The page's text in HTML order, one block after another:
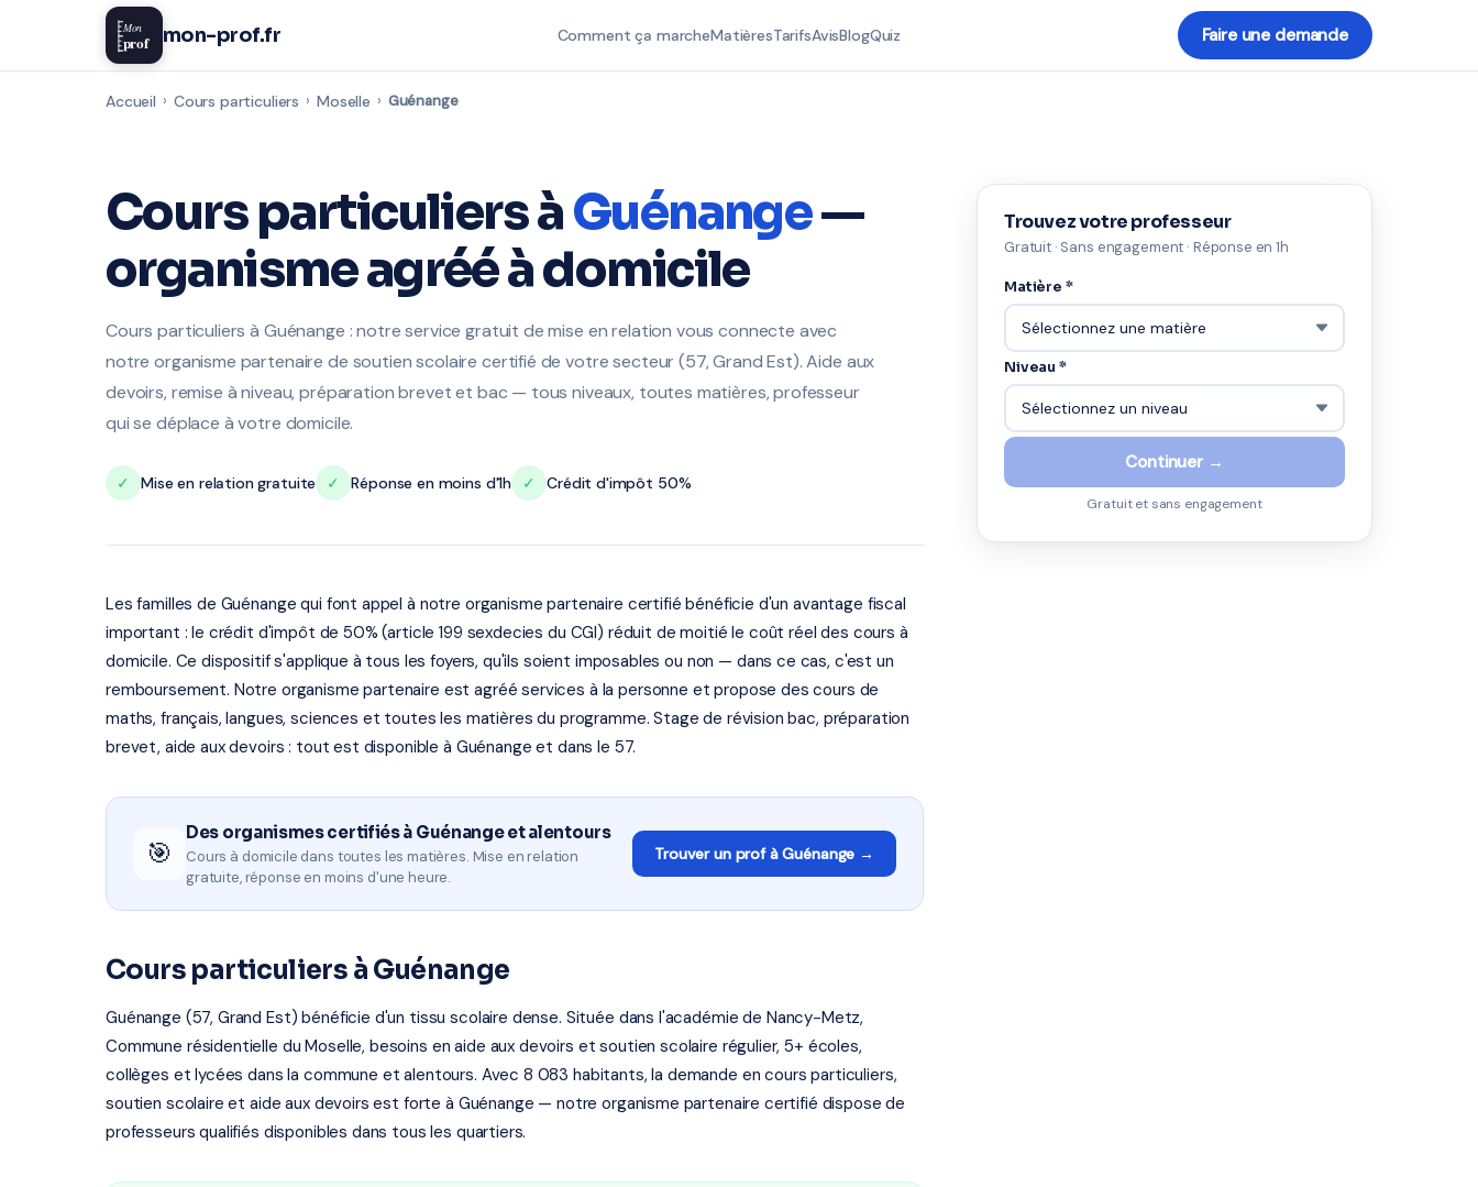
Mon
prof mon-prof.fr Comment ça marcheMatièresTarifsAvisBlogQuiz Faire une demande
Accueil › Cours particuliers › Moselle › Guénange
Cours particuliers àGuénange—
organisme agréé à domicile
Cours particuliers à Guénange : notre service gratuit de mise en relation vous connecte avec
notre organisme partenaire de soutien scolaire certifié de votre secteur (57, Grand Est). Aide aux
devoirs, remise à niveau, préparation brevet et bac — tous niveaux, toutes matières, professeur
qui se déplace à votre domicile.
✓ Mise en relation gratuite ✓ Réponse en moins d'1h ✓ Crédit d'impôt 50%
Les familles de Guénange qui font appel à notre organisme partenaire certifié bénéficie d'un avantage fiscal
important : le crédit d'impôt de 50% (article 199 sexdecies du CGI) réduit de moitié le coût réel des cours à
domicile. Ce dispositif s'applique à tous les foyers, qu'ils soient imposables ou non — dans ce cas, c'est un
remboursement. Notre organisme partenaire est agréé services à la personne et propose des cours de
maths, français, langues, sciences et toutes les matières du programme. Stage de révision bac, préparation
brevet, aide aux devoirs : tout est disponible à Guénange et dans le 57.
🎯
Des organismes certifiés à Guénange et alentours
Cours à domicile dans toutes les matières. Mise en relation
gratuite, réponse en moins d'une heure.
Trouver un prof à Guénange →
Cours particuliers à Guénange
Guénange (57, Grand Est) bénéficie d'un tissu scolaire dense. Située dans l'académie de Nancy-Metz,
Commune résidentielle du Moselle, besoins en aide aux devoirs et soutien scolaire régulier, 5+ écoles,
collèges et lycées dans la commune et alentours. Avec 8 083 habitants, la demande en cours particuliers,
soutien scolaire et aide aux devoirs est forte à Guénange — notre organisme partenaire certifié dispose de
professeurs qualifiés disponibles dans tous les quartiers.
Trouvez votre professeur
Gratuit · Sans engagement · Réponse en 1h
Matière *
Niveau *
Continuer →
Gratuit et sans engagement